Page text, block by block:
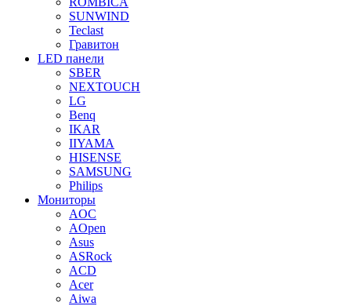
SUNWIND
Teclast
Гравитон
LED панели
SBER
NEXTOUCH
LG
Benq
IKAR
IIYAMA
HISENSE
SAMSUNG
Philips
Мониторы
AOC
AOpen
Asus
ASRock
ACD
Acer
Aiwa